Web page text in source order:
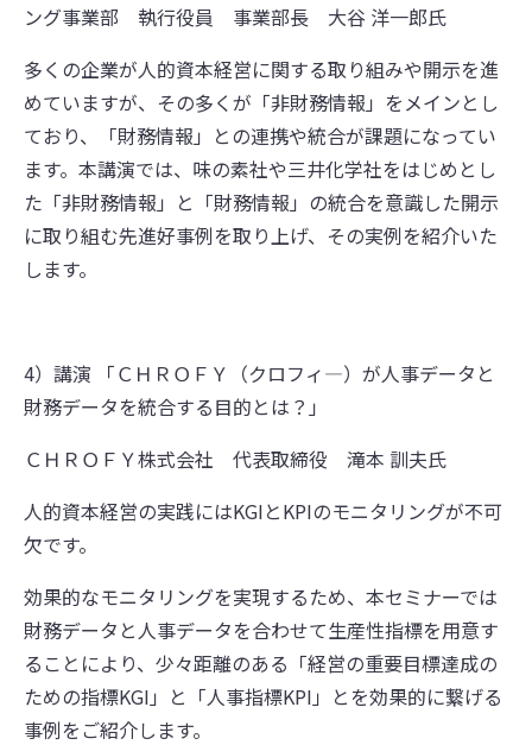
ング事業部 執行役員 事業部長 大谷 洋一郎氏
多くの企業が人的資本経営に関する取り組みや開示を進
めていますが、その多くが「非財務情報」をメインとし
ており、「財務情報」との連携や統合が課題になってい
ます。本講演では、味の素社や三井化学社をはじめとし
た「非財務情報」と「財務情報」の統合を意識した開示
に取り組む先進好事例を取り上げ、その実例を紹介いた
します。
4）講演 「­­ＣＨＲＯＦＹ（クロフィ―）が人事データと
財務データを統合する目的とは？」
ＣＨＲＯＦＹ株式会社 代表取締役 滝本 訓夫氏
人的資本経営の実践にはKGIとKPIのモニタリングが不可
欠です。
効果的なモニタリングを実現するため、本セミナーでは
財務データと人事データを合わせて生産性指標を用意す
ることにより、少々距離のある「経営の重要目標達成の
ための指標KGI」と「人事指標KPI」とを効果的に繋げる
事例をご紹介します。